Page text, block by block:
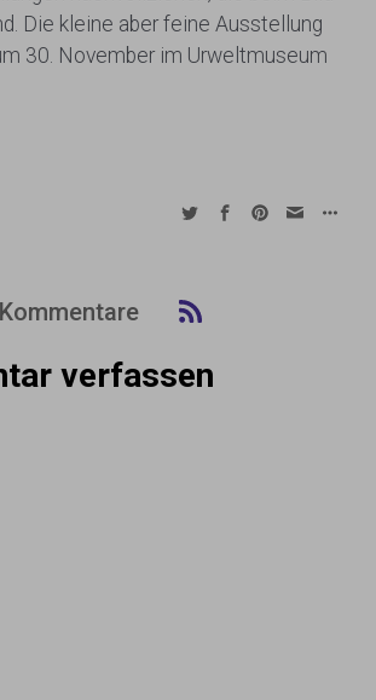
Die kleine aber feine Ausstellung
30. November im Urweltmuseum
verfassen